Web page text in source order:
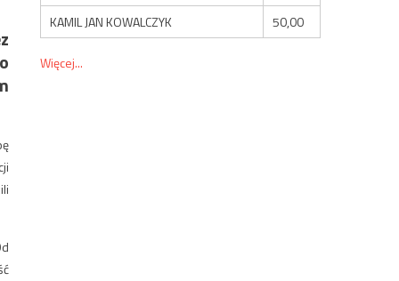
KAMIL JAN KOWALCZYK
50,00
Więcej...